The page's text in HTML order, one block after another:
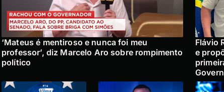
‘Mateus é mentiroso e nunca foi meu
professor’, diz Marcelo Aro sobre rompimento
político
Flávio
e